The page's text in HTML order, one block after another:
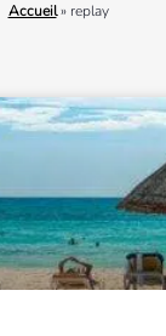
Accueil» replay